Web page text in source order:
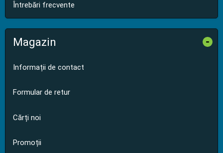
Întrebări frecvente
Magazin -
Informații de contact
Formular de retur
Cărți noi
Promoții